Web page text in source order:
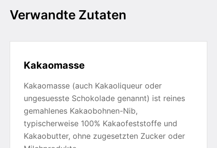
Verwandte Zutaten
Kakaomasse
Kakaomasse (auch Kakaoliqueur oder
ungesuesste Schokolade genannt) ist reines
gemahlenes Kakaobohnen-Nib,
typischerweise 100% Kakaofeststoffe und
Kakaobutter, ohne zugesetzten Zucker oder